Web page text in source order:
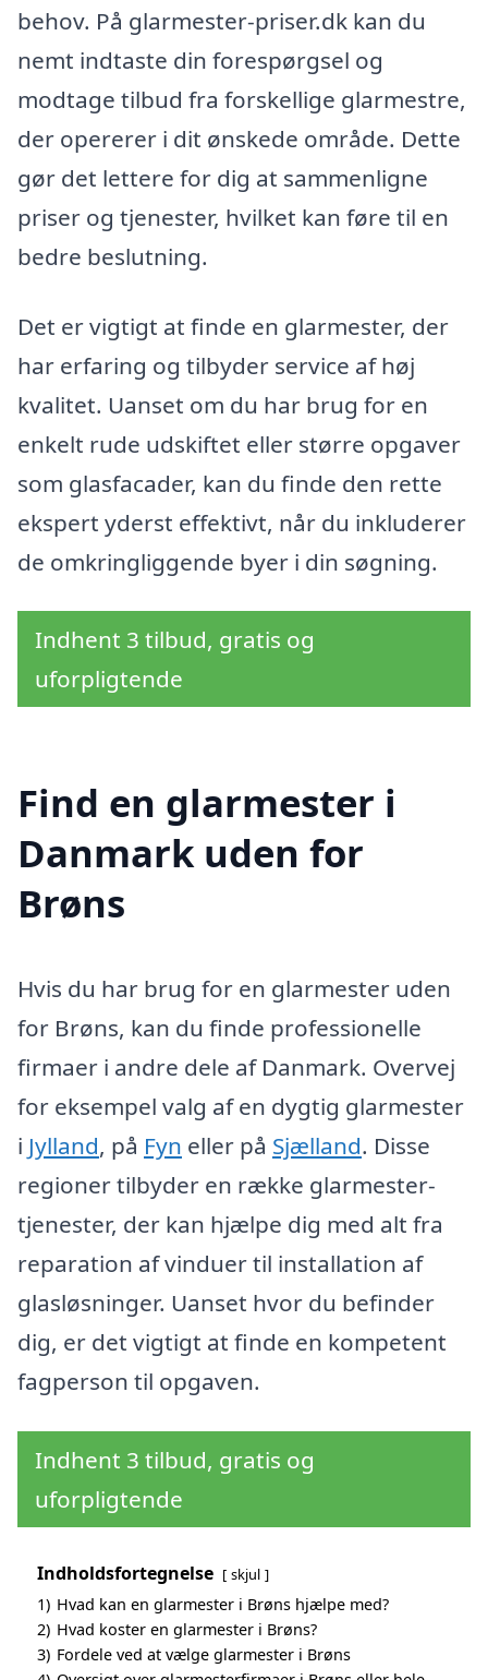
behov. På glarmester-priser.dk kan du
nemt indtaste din forespørgsel og
modtage tilbud fra forskellige glarmestre,
der opererer i dit ønskede område. Dette
gør det lettere for dig at sammenligne
priser og tjenester, hvilket kan føre til en
bedre beslutning.
Det er vigtigt at finde en glarmester, der
har erfaring og tilbyder service af høj
kvalitet. Uanset om du har brug for en
enkelt rude udskiftet eller større opgaver
som glasfacader, kan du finde den rette
ekspert yderst effektivt, når du inkluderer
de omkringliggende byer i din søgning.
Indhent 3 tilbud, gratis og
uforpligtende
Find en glarmester i
Danmark uden for
Brøns
Hvis du har brug for en glarmester uden
for Brøns, kan du finde professionelle
firmaer i andre dele af Danmark. Overvej
for eksempel valg af en dygtig glarmester
i Jylland, på Fyn eller på Sjælland. Disse
regioner tilbyder en række glarmester-
tjenester, der kan hjælpe dig med alt fra
reparation af vinduer til installation af
glasløsninger. Uanset hvor du befinder
dig, er det vigtigt at finde en kompetent
fagperson til opgaven.
Indhent 3 tilbud, gratis og
uforpligtende
Indholdsfortegnelse skjul
1) Hvad kan en glarmester i Brøns hjælpe med?
2) Hvad koster en glarmester i Brøns?
3) Fordele ved at vælge glarmester i Brøns